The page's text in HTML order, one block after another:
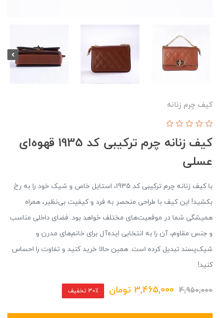
کیف چرم زنانه
کیف زنانه چرم ترکیبی کد 1935 قهوه‌ای
عسلی
با کیف زنانه چرم ترکیبی کد 1935، استایل خاص و شیک خود را به رخ
بکشید! این کیف با طراحی منحصر به فرد و کیفیت بی‌نظیر، همراه
همیشگی شما در موقعیت‌های مختلف خواهد بود. فضای داخلی مناسب
و جنس مقاوم، آن را به انتخابی ایده‌آل برای خانم‌های مدرن و
شیک‌پسند تبدیل کرده است. همین حالا خرید کنید و تفاوت را احساس
کنید!
4,950,000
3,465,000 تومان 30٪ تخفیف